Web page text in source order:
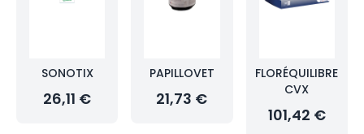
SONOTIX
26,11 €
PAPILLOVET
21,73 €
FLORÉQUILIBRE
CVX
101,42 €